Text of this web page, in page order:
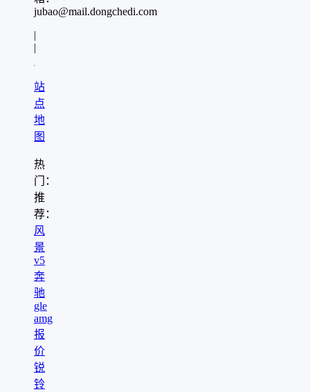
jubao@mail.dongchedi.com
|
|
站
点
地
图
热
门：
推
荐：
风
景
v5
奔
驰
gle
amg
报
价
锐
铃